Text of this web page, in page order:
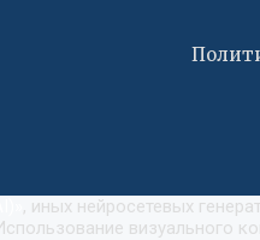
, иных нейросетевых
визуального